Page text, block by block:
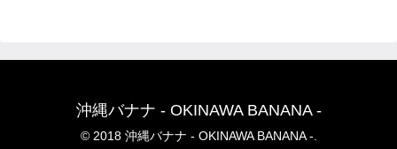
沖縄バナナ - OKINAWA BANANA -
© 2018 沖縄バナナ - OKINAWA BANANA -.